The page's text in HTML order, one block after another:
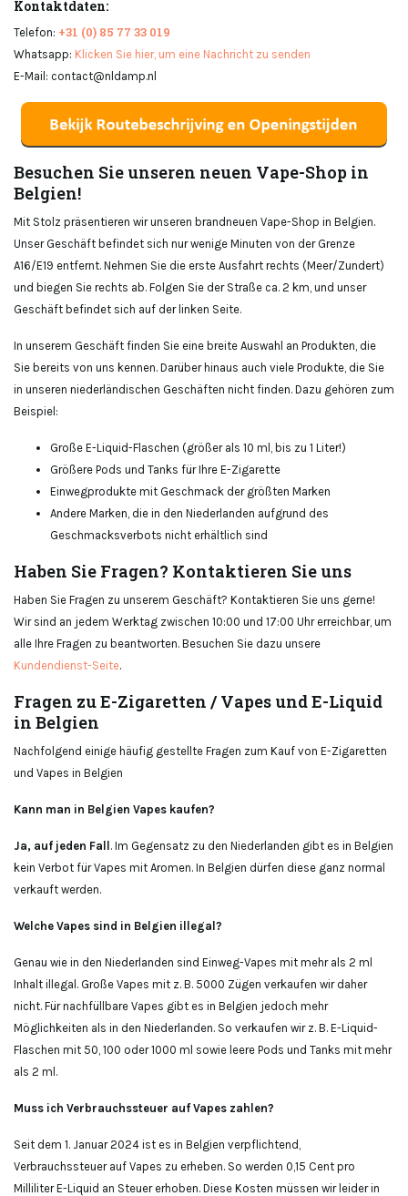
Kontaktdaten:
Telefon: +31 (0) 85 77 33 019
Whatsapp: Klicken Sie hier, um eine Nachricht zu senden
E-Mail: contact@nldamp.nl
Besuchen Sie unseren neuen Vape-Shop in
Belgien!
Mit Stolz präsentieren wir unseren brandneuen Vape-Shop in Belgien.
Unser Geschäft befindet sich nur wenige Minuten von der Grenze
A16/E19 entfernt. Nehmen Sie die erste Ausfahrt rechts (Meer/Zundert)
und biegen Sie rechts ab. Folgen Sie der Straße ca. 2 km, und unser
Geschäft befindet sich auf der linken Seite.
In unserem Geschäft finden Sie eine breite Auswahl an Produkten, die
Sie bereits von uns kennen. Darüber hinaus auch viele Produkte, die Sie
in unseren niederländischen Geschäften nicht finden. Dazu gehören zum
Beispiel:
Große E-Liquid-Flaschen (größer als 10 ml, bis zu 1 Liter!)
Größere Pods und Tanks für Ihre E-Zigarette
Einwegprodukte mit Geschmack der größten Marken
Andere Marken, die in den Niederlanden aufgrund des
Geschmacksverbots nicht erhältlich sind
Haben Sie Fragen? Kontaktieren Sie uns
Haben Sie Fragen zu unserem Geschäft? Kontaktieren Sie uns gerne!
Wir sind an jedem Werktag zwischen 10:00 und 17:00 Uhr erreichbar, um
alle Ihre Fragen zu beantworten. Besuchen Sie dazu unsere
Kundendienst-Seite.
Fragen zu E-Zigaretten / Vapes und E-Liquid
in Belgien
Nachfolgend einige häufig gestellte Fragen zum Kauf von E-Zigaretten
und Vapes in Belgien
Kann man in Belgien Vapes kaufen?
Ja, auf jeden Fall . Im Gegensatz zu den Niederlanden gibt es in Belgien
kein Verbot für Vapes mit Aromen. In Belgien dürfen diese ganz normal
verkauft werden.
Welche Vapes sind in Belgien illegal?
Genau wie in den Niederlanden sind Einweg-Vapes mit mehr als 2 ml
Inhalt illegal. Große Vapes mit z. B. 5000 Zügen verkaufen wir daher
nicht. Für nachfüllbare Vapes gibt es in Belgien jedoch mehr
Möglichkeiten als in den Niederlanden. So verkaufen wir z. B. E-Liquid-
Flaschen mit 50, 100 oder 1000 ml sowie leere Pods und Tanks mit mehr
als 2 ml.
Muss ich Verbrauchssteuer auf Vapes zahlen?
Seit dem 1. Januar 2024 ist es in Belgien verpflichtend,
Verbrauchssteuer auf Vapes zu erheben. So werden 0,15 Cent pro
Milliliter E-Liquid an Steuer erhoben. Diese Kosten müssen wir leider in